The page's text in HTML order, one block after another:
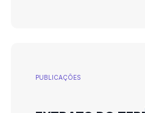
PUBLICAÇÕES